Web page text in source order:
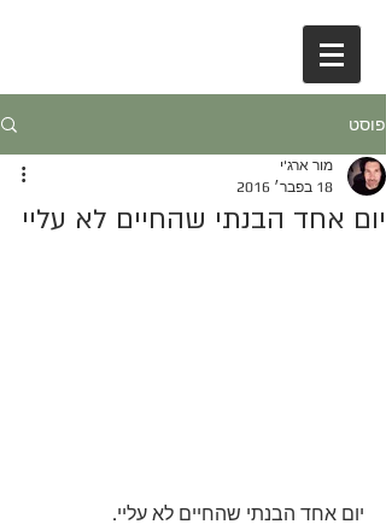
פוסט
יום אחד הבנתי שהחיים לא עליי
מור ארג'י
18 בפבר׳ 2016
יום אחד הבנתי שהחיים לא עליי.